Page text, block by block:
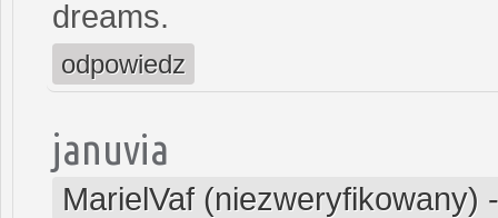
dreams.
odpowiedz
januvia
MarielVaf (niezweryfikowany)